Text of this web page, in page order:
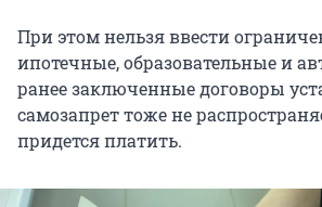
При этом нельзя ввести
ипотечные, образовательные и
ранее заключенные договоры
самозапрет тоже не
придется платить.